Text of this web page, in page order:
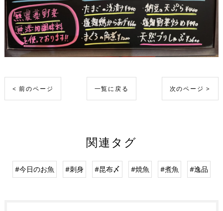
< 前のページ 一覧に戻る 次のページ >
関連タグ
#今日のお魚 #刺身 #昆布〆 #焼魚 #煮魚 #逸品